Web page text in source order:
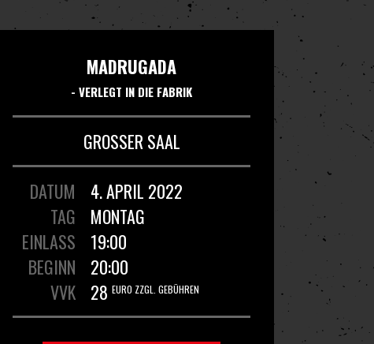
MADRUGADA
- VERLEGT IN DIE FABRIK
GROSSER SAAL
DATUM
4. APRIL 2022
TAG
MONTAG
EINLASS
19:00
BEGINN
20:00
VVK
28 EURO ZZGL. GEBÜHREN